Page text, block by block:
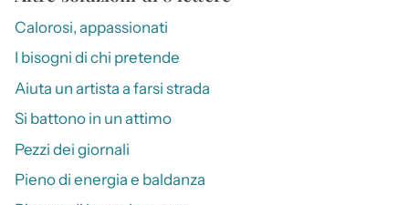
Calorosi, appassionati
I bisogni di chi pretende
Aiuta un artista a farsi strada
Si battono in un attimo
Pezzi dei giornali
Pieno di energia e baldanza